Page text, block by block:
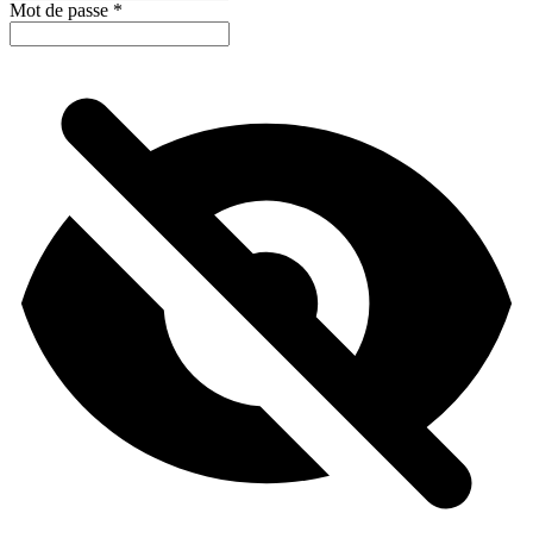
Mot de passe *